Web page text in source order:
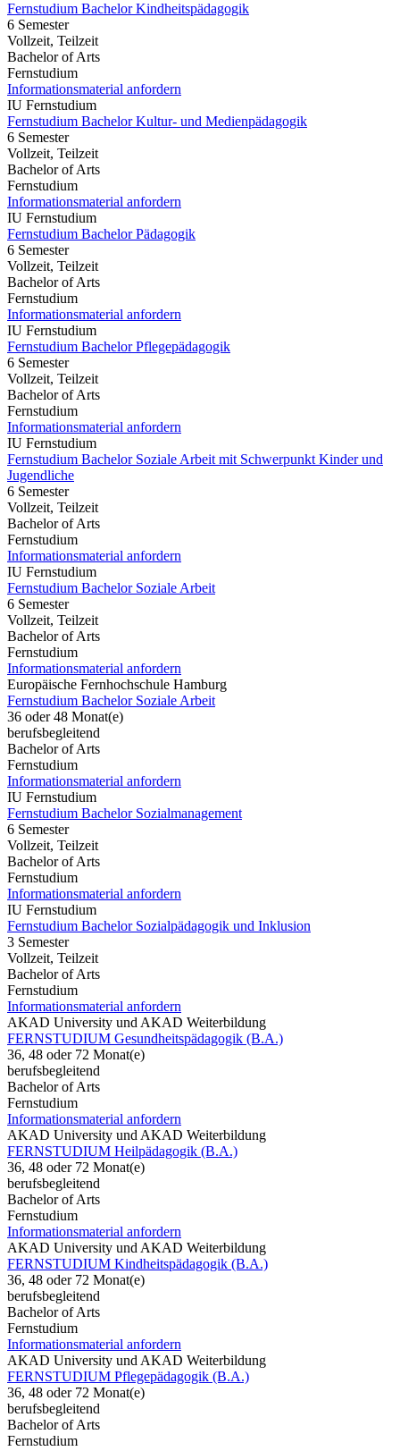
Fernstudium Bachelor Kindheitspädagogik
6 Semester
Vollzeit, Teilzeit
Bachelor of Arts
Fernstudium
Informationsmaterial anfordern
IU Fernstudium
Fernstudium Bachelor Kultur- und Medienpädagogik
6 Semester
Vollzeit, Teilzeit
Bachelor of Arts
Fernstudium
Informationsmaterial anfordern
IU Fernstudium
Fernstudium Bachelor Pädagogik
6 Semester
Vollzeit, Teilzeit
Bachelor of Arts
Fernstudium
Informationsmaterial anfordern
IU Fernstudium
Fernstudium Bachelor Pflegepädagogik
6 Semester
Vollzeit, Teilzeit
Bachelor of Arts
Fernstudium
Informationsmaterial anfordern
IU Fernstudium
Fernstudium Bachelor Soziale Arbeit mit Schwerpunkt Kinder und
Jugendliche
6 Semester
Vollzeit, Teilzeit
Bachelor of Arts
Fernstudium
Informationsmaterial anfordern
IU Fernstudium
Fernstudium Bachelor Soziale Arbeit
6 Semester
Vollzeit, Teilzeit
Bachelor of Arts
Fernstudium
Informationsmaterial anfordern
Europäische Fernhochschule Hamburg
Fernstudium Bachelor Soziale Arbeit
36 oder 48 Monat(e)
berufsbegleitend
Bachelor of Arts
Fernstudium
Informationsmaterial anfordern
IU Fernstudium
Fernstudium Bachelor Sozialmanagement
6 Semester
Vollzeit, Teilzeit
Bachelor of Arts
Fernstudium
Informationsmaterial anfordern
IU Fernstudium
Fernstudium Bachelor Sozialpädagogik und Inklusion
3 Semester
Vollzeit, Teilzeit
Bachelor of Arts
Fernstudium
Informationsmaterial anfordern
AKAD University und AKAD Weiterbildung
FERNSTUDIUM Gesundheitspädagogik (B.A.)
36, 48 oder 72 Monat(e)
berufsbegleitend
Bachelor of Arts
Fernstudium
Informationsmaterial anfordern
AKAD University und AKAD Weiterbildung
FERNSTUDIUM Heilpädagogik (B.A.)
36, 48 oder 72 Monat(e)
berufsbegleitend
Bachelor of Arts
Fernstudium
Informationsmaterial anfordern
AKAD University und AKAD Weiterbildung
FERNSTUDIUM Kindheitspädagogik (B.A.)
36, 48 oder 72 Monat(e)
berufsbegleitend
Bachelor of Arts
Fernstudium
Informationsmaterial anfordern
AKAD University und AKAD Weiterbildung
FERNSTUDIUM Pflegepädagogik (B.A.)
36, 48 oder 72 Monat(e)
berufsbegleitend
Bachelor of Arts
Fernstudium